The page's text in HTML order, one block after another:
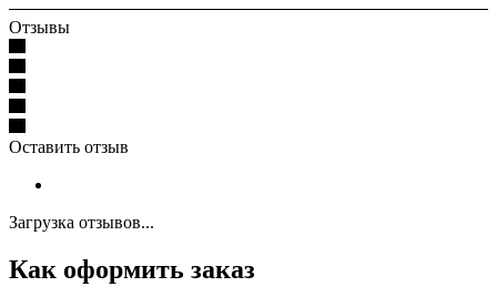
Отзывы
Оставить отзыв
Загрузка отзывов...
Как оформить заказ